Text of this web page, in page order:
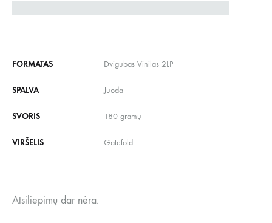
FORMATAS Dvigubas Vinilas 2LP
SPALVA Juoda
SVORIS 180 gramų
VIRŠELIS Gatefold
Atsiliepimų dar nėra.